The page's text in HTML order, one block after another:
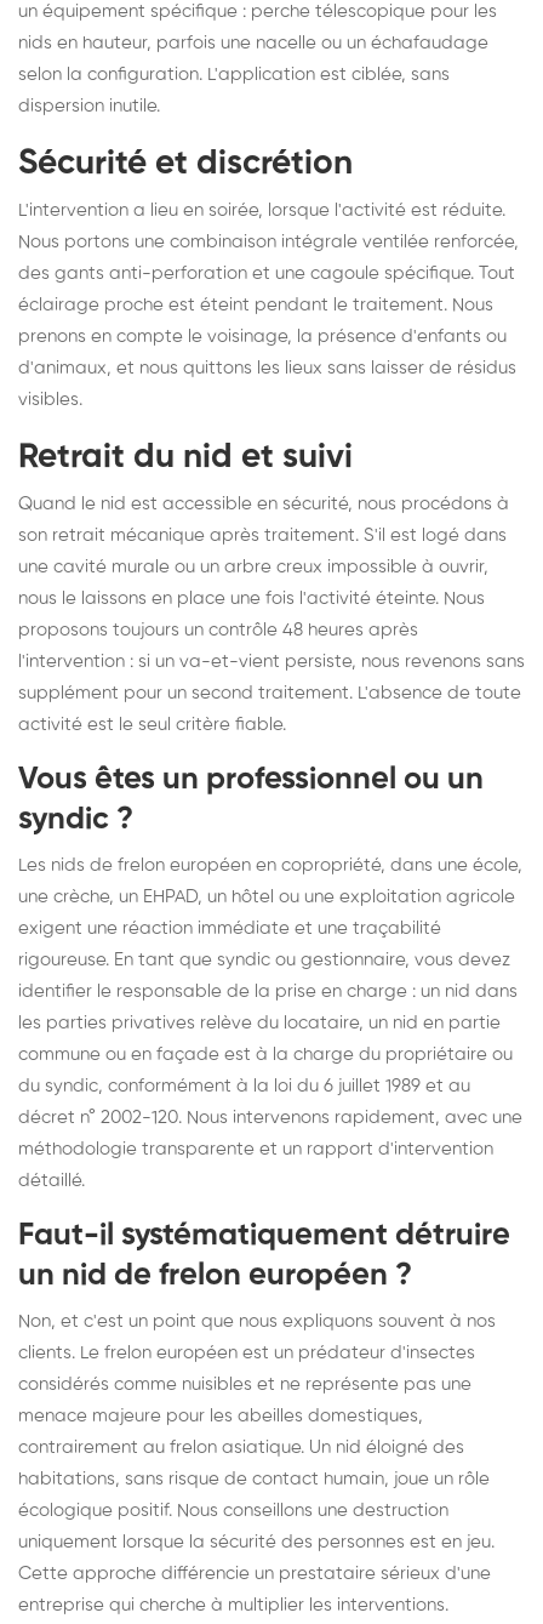
un équipement spécifique : perche télescopique pour les
nids en hauteur, parfois une nacelle ou un échafaudage
selon la configuration. L'application est ciblée, sans
dispersion inutile.
Sécurité et discrétion
L'intervention a lieu en soirée, lorsque l'activité est réduite.
Nous portons une combinaison intégrale ventilée renforcée,
des gants anti-perforation et une cagoule spécifique. Tout
éclairage proche est éteint pendant le traitement. Nous
prenons en compte le voisinage, la présence d'enfants ou
d'animaux, et nous quittons les lieux sans laisser de résidus
visibles.
Retrait du nid et suivi
Quand le nid est accessible en sécurité, nous procédons à
son retrait mécanique après traitement. S'il est logé dans
une cavité murale ou un arbre creux impossible à ouvrir,
nous le laissons en place une fois l'activité éteinte. Nous
proposons toujours un contrôle 48 heures après
l'intervention : si un va-et-vient persiste, nous revenons sans
supplément pour un second traitement. L'absence de toute
activité est le seul critère fiable.
Vous êtes un professionnel ou un
syndic ?
Les nids de frelon européen en copropriété, dans une école,
une crèche, un EHPAD, un hôtel ou une exploitation agricole
exigent une réaction immédiate et une traçabilité
rigoureuse. En tant que syndic ou gestionnaire, vous devez
identifier le responsable de la prise en charge : un nid dans
les parties privatives relève du locataire, un nid en partie
commune ou en façade est à la charge du propriétaire ou
du syndic, conformément à la loi du 6 juillet 1989 et au
décret n° 2002-120. Nous intervenons rapidement, avec une
méthodologie transparente et un rapport d'intervention
détaillé.
Faut-il systématiquement détruire
un nid de frelon européen ?
Non, et c'est un point que nous expliquons souvent à nos
clients. Le frelon européen est un prédateur d'insectes
considérés comme nuisibles et ne représente pas une
menace majeure pour les abeilles domestiques,
contrairement au frelon asiatique. Un nid éloigné des
habitations, sans risque de contact humain, joue un rôle
écologique positif. Nous conseillons une destruction
uniquement lorsque la sécurité des personnes est en jeu.
Cette approche différencie un prestataire sérieux d'une
entreprise qui cherche à multiplier les interventions.